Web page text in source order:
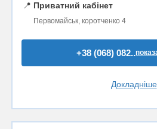
📍 Приватний кабінет
Первомайськ, коротченко 4
+38 (068) 082..
Докладніше